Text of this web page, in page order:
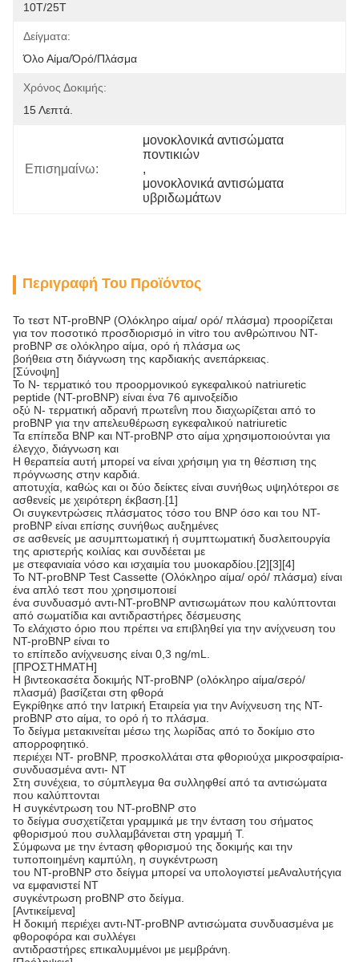
10T/25T
Δείγματα:
Όλο Αίμα/όρό/πλάσμα
Χρόνος Δοκιμής:
15 Λεπτά.
Επισημαίνω:
μονοκλονικά αντισώματα
ποντικιών
,
μονοκλονικά αντισώματα
υβριδωμάτων
Περιγραφή Του Προϊόντος
Το τεστ NT-proBNP (Ολόκληρο αίμα/ ορό/ πλάσμα) προορίζεται
για τον ποσοτικό προσδιορισμό in vitro του ανθρώπινου NT-
proBNP σε ολόκληρο αίμα, ορό ή πλάσμα ως
βοήθεια στη διάγνωση της καρδιακής ανεπάρκειας.
[Σύνοψη]
Το N- τερματικό του προορμονικού εγκεφαλικού natriuretic
peptide (NT-proBNP) είναι ένα 76 αμινοξείδιο
οξύ N- τερματική αδρανή πρωτεΐνη που διαχωρίζεται από το
proBNP για την απελευθέρωση εγκεφαλικού natriuretic
Τα επίπεδα BNP και NT-proBNP στο αίμα χρησιμοποιούνται για
έλεγχο, διάγνωση και
Η θεραπεία αυτή μπορεί να είναι χρήσιμη για τη θέσπιση της
πρόγνωσης στην καρδιά.
αποτυχία, καθώς και οι δύο δείκτες είναι συνήθως υψηλότεροι σε
ασθενείς με χειρότερη έκβαση.[1]
Οι συγκεντρώσεις πλάσματος τόσο του BNP όσο και του NT-
proBNP είναι επίσης συνήθως αυξημένες
σε ασθενείς με ασυμπτωματική ή συμπτωματική δυσλειτουργία
της αριστερής κοιλίας και συνδέεται με
με στεφανιαία νόσο και ισχαιμία του μυοκαρδίου.[2][3][4]
Το NT-proBNP Test Cassette (Ολόκληρο αίμα/ ορό/ πλάσμα) είναι
ένα απλό τεστ που χρησιμοποιεί
ένα συνδυασμό αντι-NT-proBNP αντισωμάτων που καλύπτονται
από σωματίδια και αντιδραστήρες δέσμευσης
Το ελάχιστο όριο που πρέπει να επιβληθεί για την ανίχνευση του
NT-proBNP είναι το
το επίπεδο ανίχνευσης είναι 0,3 ng/mL.
[ΠΡΟΣΤΗΜΑΤΗ]
Η βιντεοκασέτα δοκιμής NT-proBNP (ολόκληρο αίμα/σερό/
πλασμά) βασίζεται στη φθορά
Εγκρίθηκε από την Ιατρική Εταιρεία για την Ανίχνευση της NT-
proBNP στο αίμα, το ορό ή το πλάσμα.
Το δείγμα μετακινείται μέσω της λωρίδας από το δοκίμιο στο
απορροφητικό.
περιέχει NT- proBNP, προσκολλάται στα φθοριούχα μικροσφαίρια-
συνδυασμένα αντι- NT
Στη συνέχεια, το σύμπλεγμα θα συλληφθεί από τα αντισώματα
που καλύπτονται
Η συγκέντρωση του NT-proBNP στο
το δείγμα συσχετίζεται γραμμικά με την ένταση του σήματος
φθορισμού που συλλαμβάνεται στη γραμμή Τ.
Σύμφωνα με την ένταση φθορισμού της δοκιμής και την
τυποποιημένη καμπύλη, η συγκέντρωση
του NT-proBNP στο δείγμα μπορεί να υπολογιστεί μεΑναλυτήςγια
να εμφανιστεί NT
συγκέντρωση proBNP στο δείγμα.
[Αντικείμενα]
Η δοκιμή περιέχει αντι-NT-proBNP αντισώματα συνδυασμένα με
φθοροφόρα και συλλέγει
αντιδραστήρες επικαλυμμένοι με μεμβράνη.